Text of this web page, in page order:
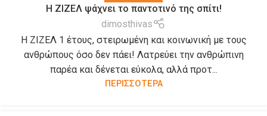
Η ΖΙΖΕΛ ψάχνει το παντοτινό της σπίτι!
dimosthivas
Η ΖΙΖΕΛ 1 έτους, στειρωμένη και κοινωνική με τους
ανθρώπους όσο δεν πάει! Λατρεύει την ανθρώπινη
παρέα και δένεται εύκολα, αλλά προτ...
ΠΕΡΙΣΣΟΤΕΡΑ